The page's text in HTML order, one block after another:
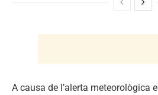
A causa de l’alerta meteorològica